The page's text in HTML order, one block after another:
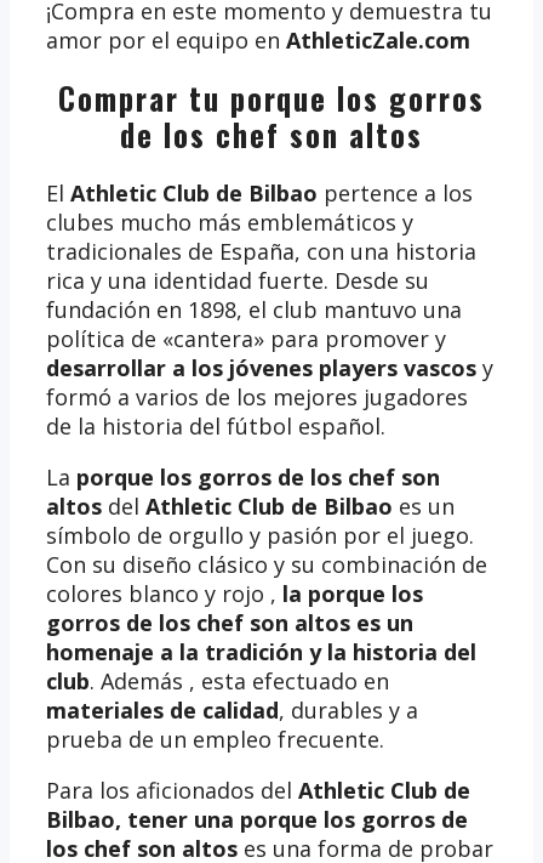
¡Compra en este momento y demuestra tu
amor por el equipo en AthleticZale.com
Comprar tu porque los gorros
de los chef son altos
El Athletic Club de Bilbao pertence a los
clubes mucho más emblemáticos y
tradicionales de España, con una historia
rica y una identidad fuerte. Desde su
fundación en 1898, el club mantuvo una
política de «cantera» para promover y
desarrollar a los jóvenes players vascos y
formó a varios de los mejores jugadores
de la historia del fútbol español.
La porque los gorros de los chef son
altos del Athletic Club de Bilbao es un
símbolo de orgullo y pasión por el juego.
Con su diseño clásico y su combinación de
colores blanco y rojo , la porque los
gorros de los chef son altos es un
homenaje a la tradición y la historia del
club. Además , esta efectuado en
materiales de calidad, durables y a
prueba de un empleo frecuente.
Para los aficionados del Athletic Club de
Bilbao, tener una porque los gorros de
los chef son altos es una forma de probar